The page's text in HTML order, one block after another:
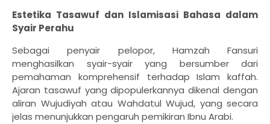
Estetika Tasawuf dan Islamisasi Bahasa dalam
Syair Perahu
Sebagai penyair pelopor, Hamzah Fansuri
menghasilkan syair-syair yang bersumber dari
pemahaman komprehensif terhadap Islam kaffah.
Ajaran tasawuf yang dipopulerkannya dikenal dengan
aliran Wujudiyah atau Wahdatul Wujud, yang secara
jelas menunjukkan pengaruh pemikiran Ibnu Arabi.